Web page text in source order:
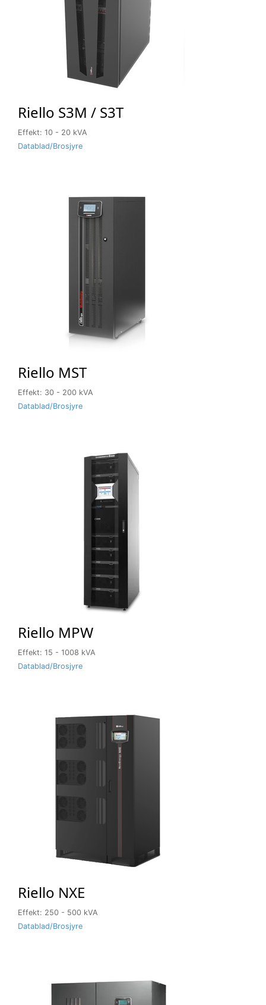
Riello S3M / S3T
Effekt: 10 - 20 kVA
Datablad/Brosjyre
Riello MST
Effekt: 30 - 200 kVA
Datablad/Brosjyre
Riello MPW
Effekt: 15 - 1008 kVA
Datablad/Brosjyre
Riello NXE
Effekt: 250 - 500 kVA
Datablad/Brosjyre